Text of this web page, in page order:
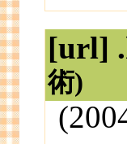
[url]
術)